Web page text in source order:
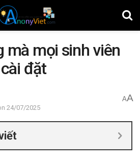
mà mọi sinh viên
đặt
24/07/2025
AA